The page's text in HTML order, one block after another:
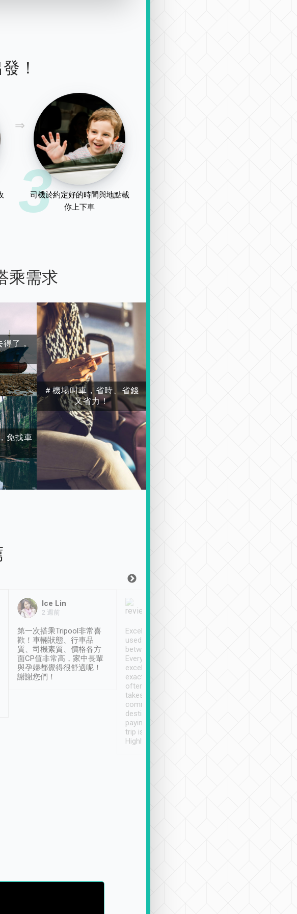
！
3
司機於約定好的時間與地點載
你上下車
乘需求
了，
免找車
＃機場叫車，省時、省錢
又省力！
Ice Lin
2 週前
第一次搭乘Tripool非常喜
歡！車輛狀態、行車品
質、司機素質、價格各方
面CP值非常高，家中長輩
與孕婦都覺得很舒適呢！
謝謝您們！
Excellent service. We have
used Tripool to travel
between cities in Taiwan.
Every driver has been
excellent and arrives
exactly on time. As there is
often limited English it
takes the difficulty out of
communicating the
destination details and
paying online prior to the
trip is very convenient.
Highly recommended